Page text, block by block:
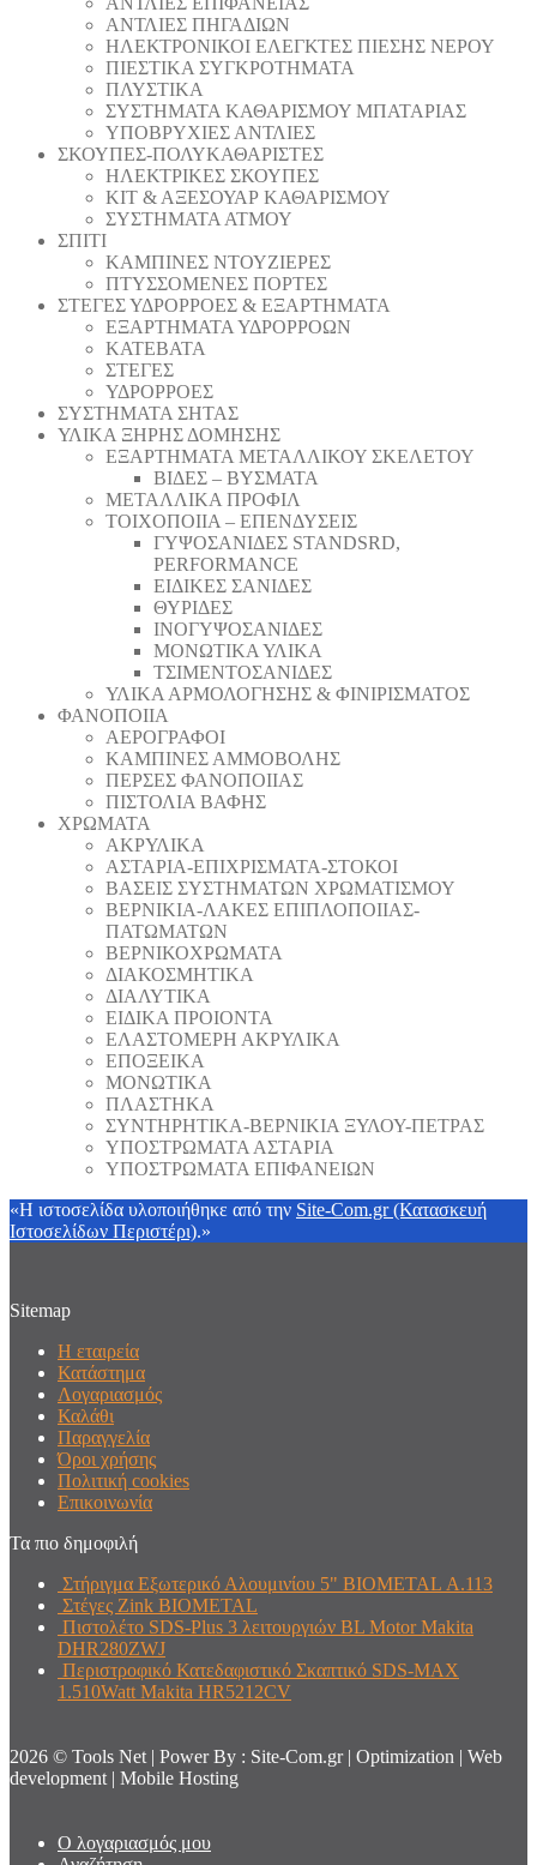
ΑΝΤΛΙΕΣ ΠΗΓΑΔΙΩΝ
ΗΛΕΚΤΡΟΝΙΚΟΙ ΕΛΕΓΚΤΕΣ ΠΙΕΣΗΣ ΝΕΡΟΥ
ΠΙΕΣΤΙΚΑ ΣΥΓΚΡΟΤΗΜΑΤΑ
ΠΛΥΣΤΙΚΑ
ΣΥΣΤΗΜΑΤΑ ΚΑΘΑΡΙΣΜΟΥ ΜΠΑΤΑΡΙΑΣ
ΥΠΟΒΡΥΧΙΕΣ ΑΝΤΛΙΕΣ
ΣΚΟΥΠΕΣ-ΠΟΛΥΚΑΘΑΡΙΣΤΕΣ
ΗΛΕΚΤΡΙΚΕΣ ΣΚΟΥΠΕΣ
ΚΙΤ & ΑΞΕΣΟΥΑΡ ΚΑΘΑΡΙΣΜΟΥ
ΣΥΣΤΗΜΑΤΑ ΑΤΜΟΥ
ΣΠΙΤΙ
ΚΑΜΠΙΝΕΣ ΝΤΟΥΖΙΕΡΕΣ
ΠΤΥΣΣΟΜΕΝΕΣ ΠΟΡΤΕΣ
ΣΤΕΓΕΣ ΥΔΡΟΡΡΟΕΣ & ΕΞΑΡΤΗΜΑΤΑ
ΕΞΑΡΤΗΜΑΤΑ ΥΔΡΟΡΡΟΩΝ
ΚΑΤΕΒΑΤΑ
ΣΤΕΓΕΣ
ΥΔΡΟΡΡΟΕΣ
ΣΥΣΤΗΜΑΤΑ ΣΗΤΑΣ
ΥΛΙΚΑ ΞΗΡΗΣ ΔΟΜΗΣΗΣ
ΕΞΑΡΤΗΜΑΤΑ ΜΕΤΑΛΛΙΚΟΥ ΣΚΕΛΕΤΟΥ
ΒΙΔΕΣ – ΒΥΣΜΑΤΑ
ΜΕΤΑΛΛΙΚΑ ΠΡΟΦΙΛ
ΤΟΙΧΟΠΟΙΙΑ – ΕΠΕΝΔΥΣΕΙΣ
ΓΥΨΟΣΑΝΙΔΕΣ STANDSRD,
PERFORMANCE
ΕΙΔΙΚΕΣ ΣΑΝΙΔΕΣ
ΘΥΡΙΔΕΣ
ΙΝΟΓΥΨΟΣΑΝΙΔΕΣ
ΜΟΝΩΤΙΚΑ ΥΛΙΚΑ
ΤΣΙΜΕΝΤΟΣΑΝΙΔΕΣ
ΥΛΙΚΑ ΑΡΜΟΛΟΓΗΣΗΣ & ΦΙΝΙΡΙΣΜΑΤΟΣ
ΦΑΝΟΠΟΙΙΑ
ΑΕΡΟΓΡΑΦΟΙ
ΚΑΜΠΙΝΕΣ ΑΜΜΟΒΟΛΗΣ
ΠΕΡΣΕΣ ΦΑΝΟΠΟΙΙΑΣ
ΠΙΣΤΟΛΙΑ ΒΑΦΗΣ
ΧΡΩΜΑΤΑ
ΑΚΡΥΛΙΚΑ
ΑΣΤΑΡΙΑ-ΕΠΙΧΡΙΣΜΑΤΑ-ΣΤΟΚΟΙ
ΒΑΣΕΙΣ ΣΥΣΤΗΜΑΤΩΝ ΧΡΩΜΑΤΙΣΜΟΥ
ΒΕΡΝΙΚΙΑ-ΛΑΚΕΣ ΕΠΙΠΛΟΠΟΙΙΑΣ-
ΠΑΤΩΜΑΤΩΝ
ΒΕΡΝΙΚΟΧΡΩΜΑΤΑ
ΔΙΑΚΟΣΜΗΤΙΚΑ
ΔΙΑΛΥΤΙΚΑ
ΕΙΔΙΚΑ ΠΡΟΙΟΝΤΑ
ΕΛΑΣΤΟΜΕΡΗ ΑΚΡΥΛΙΚΑ
ΕΠΟΞΕΙΚΑ
ΜΟΝΩΤΙΚΑ
ΠΛΑΣΤΗΚΑ
ΣΥΝΤΗΡΗΤΙΚΑ-ΒΕΡΝΙΚΙΑ ΞΥΛΟΥ-ΠΕΤΡΑΣ
ΥΠΟΣΤΡΩΜΑΤΑ ΑΣΤΑΡΙΑ
ΥΠΟΣΤΡΩΜΑΤΑ ΕΠΙΦΑΝΕΙΩΝ
«Η ιστοσελίδα υλοποιήθηκε από την Site-Com.gr (Κατασκευή
Ιστοσελίδων Περιστέρι).»
Sitemap
Η εταιρεία
Κατάστημα
Λογαριασμός
Καλάθι
Παραγγελία
Όροι χρήσης
Πολιτική cookies
Επικοινωνία
Τα πιο δημοφιλή
Στήριγμα Εξωτερικό Αλουμινίου 5" BIOMETAL Α.113
Στέγες Zink BIOMETAL
Πιστολέτο SDS-Plus 3 λειτουργιών BL Motor Makita
DHR280ZWJ
Περιστροφικό Κατεδαφιστικό Σκαπτικό SDS-ΜΑΧ
1.510Watt Makita HR5212CV
2026 © Tools Net | Power By : Site-Com.gr | Optimization | Web
development | Mobile Hosting
Ο λογαριασμός μου